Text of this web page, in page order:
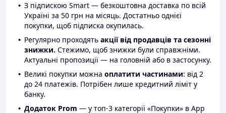
З підпискою Smart — безкоштовна доставка по всій
Україні за 50 грн на місяць. Достатньо однієї
покупки, щоб підписка окупилась.
Регулярно проходять акції від продавців та сезонні
знижки. Стежимо, щоб знижки були справжніми.
Актуальні пропозиції — на головній або в застосунку.
Великі покупки можна оплатити частинами: від 2
до 24 платежів. Потрібен лише кредитний ліміт у
банку.
Додаток Prom — у топ-3 категорії «Покупки» в App